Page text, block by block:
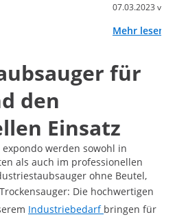
07.03.2023 von
Mehr lesen
für
den
Einsatz
werden sowohl in
als auch im professionellen
ohne Beutel,
Die hochwertigen
Industriebedarf bringen für